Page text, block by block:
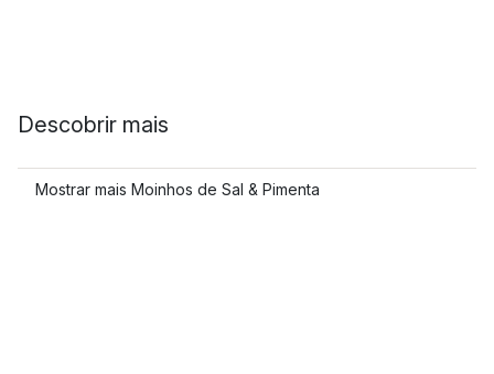
Descobrir mais
Mostrar mais Moinhos de Sal & Pimenta